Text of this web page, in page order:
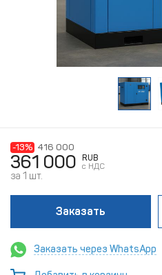
-13% 416 000
361 000
RUB
c НДС
за 1 шт.
Заказать
Заказать через WhatsApp